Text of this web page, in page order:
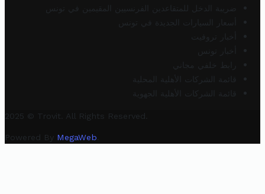
ضريبة الدخل للمتقاعدين الفرنسيين المقيمين في تونس
أسعار السيارات الجديدة في تونس
أخبار تروفيت
أخبار تونس
رابط خلفي مجاني
قائمة الشركات الأهلية المحلية
قائمة الشركات الأهلية الجهوية
2025 © Trovit. All Rights Reserved.
Powered By MegaWeb